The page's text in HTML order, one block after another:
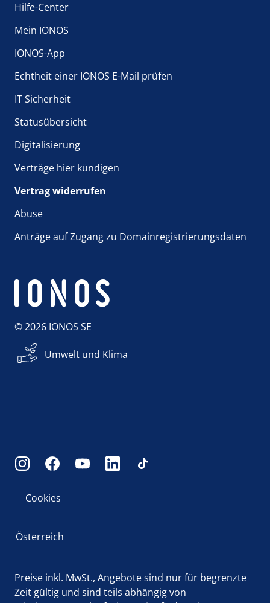
Hilfe-Center
Mein IONOS
IONOS-App
Echtheit einer IONOS E-Mail prüfen
IT Sicherheit
Statusübersicht
Digitalisierung
Verträge hier kündigen
Vertrag widerrufen
Abuse
Anträge auf Zugang zu Domainregistrierungsdaten
© 2026 IONOS SE
Umwelt und Klima
Cookies
Österreich
Preise inkl. MwSt., Angebote sind nur für begrenzte
Zeit gültig und sind teils abhängig von